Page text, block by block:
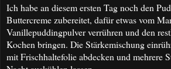
Ich habe an diesem ersten Tag noch den
Buttercreme zubereitet, dafür etwas vom Ma
Vanillepuddingpulver verrühren und den
Kochen bringen. Die Stärkemischung
mit Frischhaltefolie abdecken und mehrere